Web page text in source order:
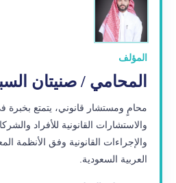
المؤلف
المحامي / صنيتان
محامٍ ومستشار قانوني، يتمتع بخبرة
والاستشارات القانونية للأفراد
والإجراءات القانونية وفق الأنظمة
العربية السعودية.